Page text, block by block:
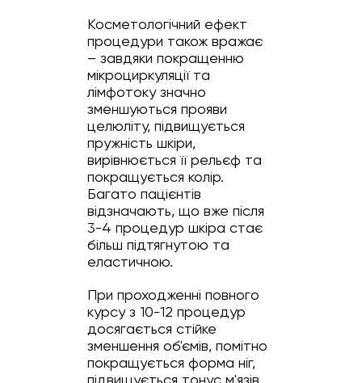
Косметологічний ефект
процедури також вражає
– завдяки покращенню
мікроциркуляції та
лімфотоку значно
зменшуються прояви
целюліту, підвищується
пружність шкіри,
вирівнюється її рельєф та
покращується колір.
Багато пацієнтів
відзначають, що вже після
3-4 процедур шкіра стає
більш підтягнутою та
еластичною.
При проходженні повного
курсу з 10-12 процедур
досягається стійке
зменшення об'ємів, помітно
покращується форма ніг,
підвищується тонус м'язів.